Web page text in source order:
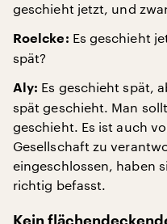
geschieht jetzt, und
Roelcke: Es geschieht
spät?
Aly: Es geschieht spät,
spät geschieht. Man
geschieht. Es ist auch
Gesellschaft zu
eingeschlossen, haben
richtig befasst.
Kein